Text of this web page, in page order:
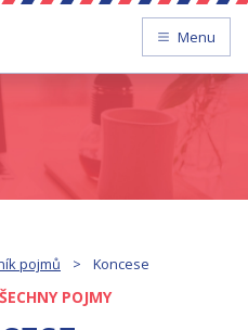
Menu
pojmů > Koncese
POJMY